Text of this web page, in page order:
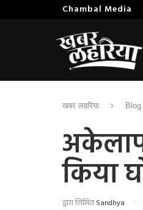
Chambal Media
खबर लहरिया Blog
किया
द्वारा लिखितSandhya